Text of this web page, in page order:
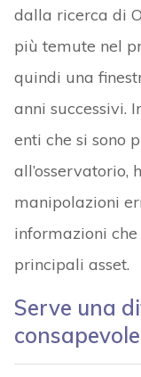
dalla ricerca di
più temute nel
quindi una
anni successivi.
enti che si sono
all’osservatorio,
manipolazioni
informazioni
principali asset.
Serve una